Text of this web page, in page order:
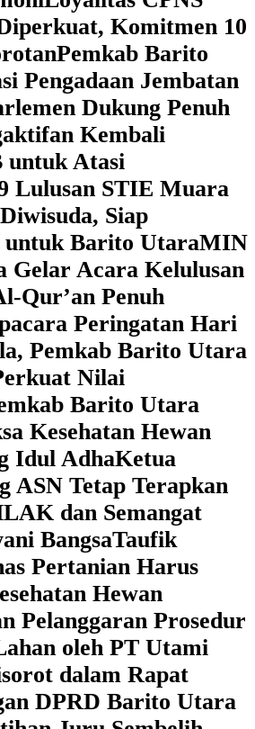
Komitmen 10
Pemkab Barito
Pengadaan Jembatan
Dukung Penuh
Kembali
untuk Atasi
Lulusan STIE Muara
Siap
Barito UtaraMIN
Gelar Acara Kelulusan
Qur’an Penuh
Peringatan Hari
Pemkab Barito Utara
Nilai
Barito Utara
Kesehatan Hewan
Idul AdhaKetua
ASN Tetap Terapkan
dan Semangat
BangsaTaufik
Pertanian Harus
Hewan
Pelanggaran Prosedur
oleh PT Utami
dalam Rapat
DPRD Barito Utara